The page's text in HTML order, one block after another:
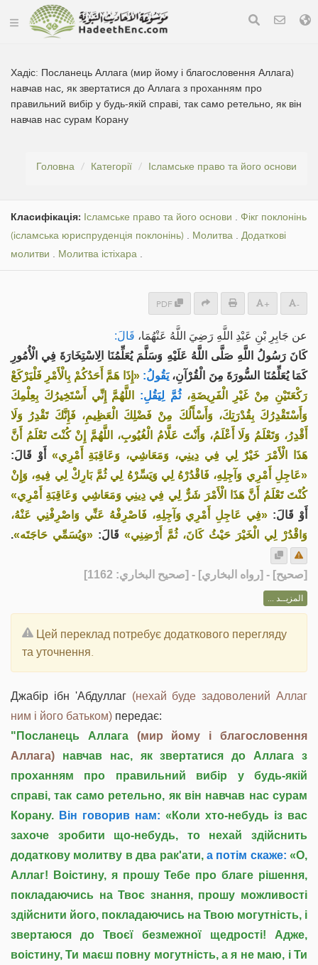
Хадіс: Посланець Аллага (мир йому і благословення Аллага)
навчав нас, як звертатися до Аллага з проханням про
правильний вибір у будь-якій справі, так само ретельно, як він
навчав нас сурам Корану
Головна Категорії Ісламське право та його основи
Класифікація: Ісламське право та його основи . Фікг поклонінь
(ісламська юриспруденція поклонінь) . Молитва . Додаткові
молитви . Молитва істіхара .
PDF + -
عن جَابِرِ بْنِ عَبْدِ اللَّهِ رَضِيَ اللَّهُ عَنْهُمَا، قَالَ:
كَانَ رَسُولُ اللَّهِ صَلَّى اللَّهُ عَلَيْهِ وَسَلَّمَ يُعَلِّمُنَا الِاسْتِخَارَةَ فِي الْأُمُورِ
كَمَا يُعَلِّمُنَا السُّورَةَ مِنَ الْقُرْآنِ، يَقُولُ: «إِذَا هَمَّ أَحَدُكُمْ بِالْأَمْرِ فَلْيَرْكَعْ
رَكْعَتَيْنِ مِنْ غَيْرِ الْفَرِيضَةِ، ثُمَّ لِيَقُلِ: اللَّهُمَّ إِنِّي أَسْتَخِيرُكَ بِعِلْمِكَ
وَأَسْتَقْدِرُكَ بِقُدْرَتِكَ، وَأَسْأَلُكَ مِنْ فَضْلِكَ الْعَظِيمِ، فَإِنَّكَ تَقْدِرُ وَلَا
أَقْدِرُ، وَتَعْلَمُ وَلَا أَعْلَمُ، وَأَنْتَ عَلَّامُ الْغُيُوبِ، اللَّهُمَّ إِنْ كُنْتَ تَعْلَمُ أَنَّ
هَذَا الْأَمْرَ خَيْرٌ لِي فِي دِينِي، وَمَعَاشِي، وَعَاقِبَةِ أَمْرِي» أَوْ قَالَ:
«عَاجِلِ أَمْرِي وَآجِلِهِ، فَاقْدُرْهُ لِي وَيَسِّرْهُ لِي ثُمَّ بَارِكْ لِي فِيهِ، وَإِنْ
كُنْتَ تَعْلَمُ أَنَّ هَذَا الْأَمْرَ شَرٌّ لِي فِي دِينِي وَمَعَاشِي وَعَاقِبَةِ أَمْرِي»
أَوْ قَالَ: «فِي عَاجِلِ أَمْرِي وَآجِلِهِ، فَاصْرِفْهُ عَنِّي وَاصْرِفْنِي عَنْهُ،
وَاقْدُرْ لِي الْخَيْرَ حَيْثُ كَانَ، ثُمَّ أَرْضِنِي» قَالَ: «وَيُسَمِّي حَاجَتَه».
[صحيح] - [رواه البخاري] - [صحيح البخاري: 1162]
المزيــد ...
Цей переклад потребує додаткового перегляду
та уточнення.
Джабір ібн 'Абдуллаг (нехай буде задоволений Аллаг
ним і його батьком) передає:
"Посланець Аллага (мир йому і благословення
Аллага) навчав нас, як звертатися до Аллага з
проханням про правильний вибір у будь-якій
справі, так само ретельно, як він навчав нас сурам
Корану. Він говорив нам: «Коли хто-небудь із вас
захоче зробити що-небудь, то нехай здійснить
додаткову молитву в два рак'ати,а потім скаже: «О,
Аллаг! Воістину, я прошу Тебе про благе рішення,
покладаючись на Твоє знання, прошу можливості
здійснити його, покладаючись на Твою могутність, і
звертаюся до Твоєї безмежної щедрості! Адже,
воістину, Ти маєш повну могутність, а я не маю, і Ти